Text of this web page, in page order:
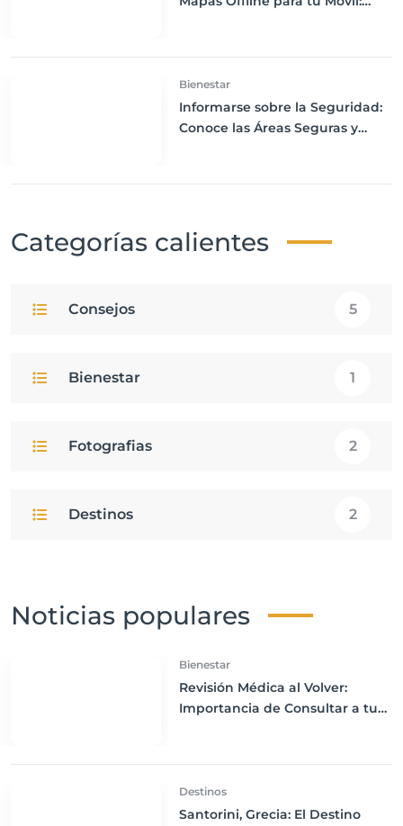
Bienestar
Informarse sobre la Seguridad:
Conoce las Áreas Seguras y
Categorías calientes
Consejos 5
Bienestar 1
Fotografias 2
Destinos 2
Noticias populares
Bienestar
Revisión Médica al Volver:
Importancia de Consultar a tu
Destinos
Santorini, Grecia: El Destino